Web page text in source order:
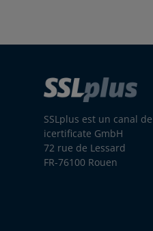
SSLplus est un canal
icertificate GmbH
72 rue de Lessard
FR-76100 Rouen